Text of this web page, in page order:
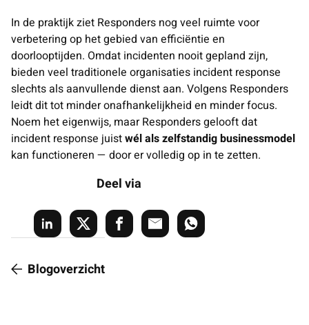
In de praktijk ziet Responders nog veel ruimte voor
verbetering op het gebied van efficiëntie en
doorlooptijden. Omdat incidenten nooit gepland zijn,
bieden veel traditionele organisaties incident response
slechts als aanvullende dienst aan. Volgens Responders
leidt dit tot minder onafhankelijkheid en minder focus.
Noem het eigenwijs, maar Responders gelooft dat
incident response juistwél als zelfstandig businessmodel
kan functioneren — door er volledig op in te zetten.
Deel via
Blogoverzicht